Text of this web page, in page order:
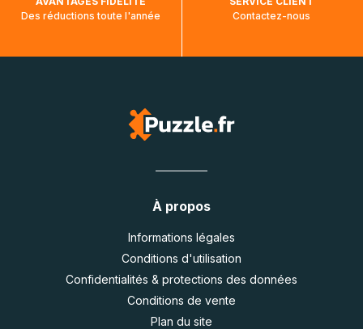
Des réductions toute l'année
Contactez-nous
À propos
Informations légales
Conditions d'utilisation
Confidentialités & protections des données
Conditions de vente
Plan du site